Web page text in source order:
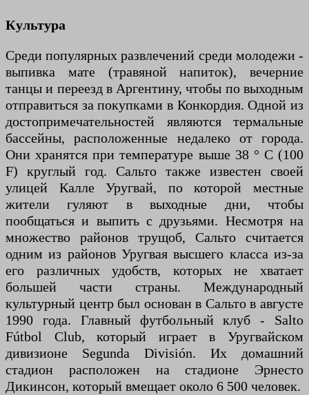
Культура
Среди популярных развлечений среди молодежи -
выпивка мате (травяной напиток), вечерние
танцы и переезд в Аргентину, чтобы по выходным
отправиться за покупками в Конкордия. Одной из
достопримечательностей являются термальные
бассейны, расположенные недалеко от города.
Они хранятся при температуре выше 38 ° C (100
F) круглый год. Сальто также известен своей
улицей Калле Уругвай, по которой местные
жители гуляют в выходные дни, чтобы
пообщаться и выпить с друзьями. Несмотря на
множество районов трущоб, Сальто считается
одним из районов Уругвая высшего класса из-за
его различных удобств, которых не хватает
большей части страны. Международный
культурный центр был основан в Сальто в августе
1990 года. Главный футбольный клуб - Salto
Fútbol Club, который играет в Уругвайском
дивизионе Segunda División. Их домашний
стадион расположен на стадионе Эрнесто
Дикинсон, который вмещает около 6 500 человек.